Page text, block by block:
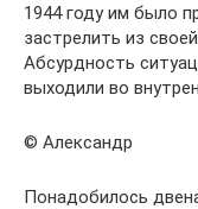
1944 году им было
застрелить из
Абсурдность
выходили во
© Александр
Понадобилось